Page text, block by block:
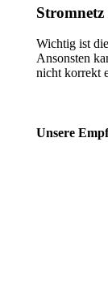
Stromnetz
Wichtig ist
Ansonsten
nicht korrekt
Unsere